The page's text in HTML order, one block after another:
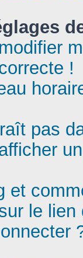
!
pas
et
le lien